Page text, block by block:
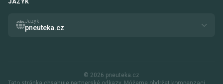
JAZYK
Jazyk
pneuteka.cz
© 2026 pneuteka.cz